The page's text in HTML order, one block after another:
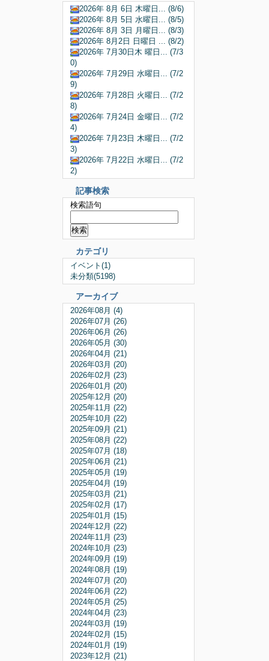
2026年 8月 6日 木曜日... (8/6)
2026年 8月 5日 水曜日... (8/5)
2026年 8月 3日 月曜日... (8/3)
2026年 8月2日 日曜日 ... (8/2)
2026年 7月30日木 曜日... (7/3
0)
2026年 7月29日 水曜日... (7/2
9)
2026年 7月28日 火曜日... (7/2
8)
2026年 7月24日 金曜日... (7/2
4)
2026年 7月23日 木曜日... (7/2
3)
2026年 7月22日 水曜日... (7/2
2)
記事検索
検索語句
カテゴリ
イベント(1)
未分類(5198)
アーカイブ
2026年08月 (4)
2026年07月 (26)
2026年06月 (26)
2026年05月 (30)
2026年04月 (21)
2026年03月 (20)
2026年02月 (23)
2026年01月 (20)
2025年12月 (20)
2025年11月 (22)
2025年10月 (22)
2025年09月 (21)
2025年08月 (22)
2025年07月 (18)
2025年06月 (21)
2025年05月 (19)
2025年04月 (19)
2025年03月 (21)
2025年02月 (17)
2025年01月 (15)
2024年12月 (22)
2024年11月 (23)
2024年10月 (23)
2024年09月 (19)
2024年08月 (19)
2024年07月 (20)
2024年06月 (22)
2024年05月 (25)
2024年04月 (23)
2024年03月 (19)
2024年02月 (15)
2024年01月 (19)
2023年12月 (21)